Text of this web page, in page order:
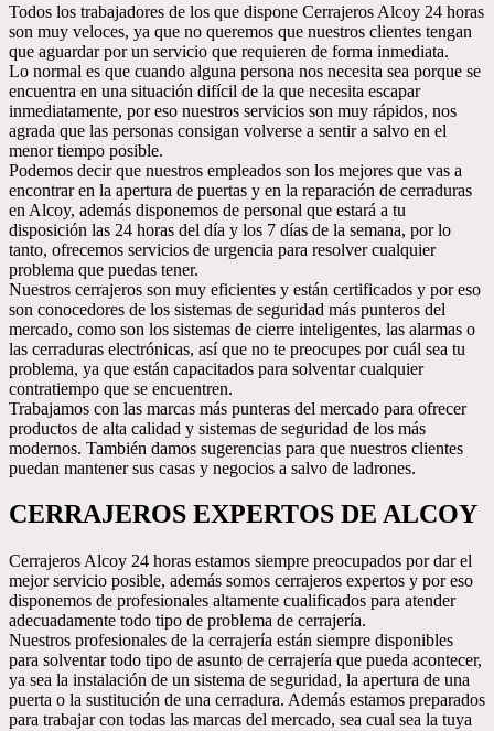
Todos los trabajadores de los que dispone Cerrajeros Alcoy 24 horas
son muy veloces, ya que no queremos que nuestros clientes tengan
que aguardar por un servicio que requieren de forma inmediata.
Lo normal es que cuando alguna persona nos necesita sea porque se
encuentra en una situación difícil de la que necesita escapar
inmediatamente, por eso nuestros servicios son muy rápidos, nos
agrada que las personas consigan volverse a sentir a salvo en el
menor tiempo posible.
Podemos decir que nuestros empleados son los mejores que vas a
encontrar en la apertura de puertas y en la reparación de cerraduras
en Alcoy, además disponemos de personal que estará a tu
disposición las 24 horas del día y los 7 días de la semana, por lo
tanto, ofrecemos servicios de urgencia para resolver cualquier
problema que puedas tener.
Nuestros cerrajeros son muy eficientes y están certificados y por eso
son conocedores de los sistemas de seguridad más punteros del
mercado, como son los sistemas de cierre inteligentes, las alarmas o
las cerraduras electrónicas, así que no te preocupes por cuál sea tu
problema, ya que están capacitados para solventar cualquier
contratiempo que se encuentren.
Trabajamos con las marcas más punteras del mercado para ofrecer
productos de alta calidad y sistemas de seguridad de los más
modernos. También damos sugerencias para que nuestros clientes
puedan mantener sus casas y negocios a salvo de ladrones.
CERRAJEROS EXPERTOS DE ALCOY
Cerrajeros Alcoy 24 horas estamos siempre preocupados por dar el
mejor servicio posible, además somos cerrajeros expertos y por eso
disponemos de profesionales altamente cualificados para atender
adecuadamente todo tipo de problema de cerrajería.
Nuestros profesionales de la cerrajería están siempre disponibles
para solventar todo tipo de asunto de cerrajería que pueda acontecer,
ya sea la instalación de un sistema de seguridad, la apertura de una
puerta o la sustitución de una cerradura. Además estamos preparados
para trabajar con todas las marcas del mercado, sea cual sea la tuya